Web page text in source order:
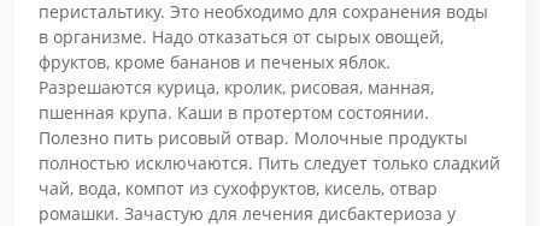
перистальтику. Это необходимо для сохранения воды
в организме. Надо отказаться от сырых овощей,
фруктов, кроме бананов и печеных яблок.
Разрешаются курица, кролик, рисовая, манная,
пшенная крупа. Каши в протертом состоянии.
Полезно пить рисовый отвар. Молочные продукты
полностью исключаются. Пить следует только сладкий
чай, вода, компот из сухофруктов, кисель, отвар
ромашки. Зачастую для лечения дисбактериоза у